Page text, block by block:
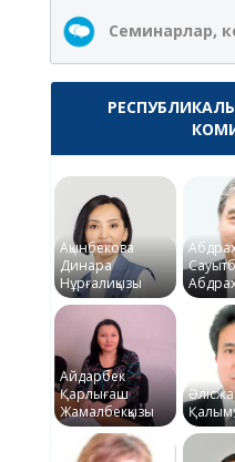
Семинарлар,
Ақынбекова
Динара
Нұрғалиқызы
Айдарбек
Қарлығаш
Жамалбекқызы